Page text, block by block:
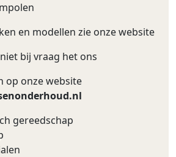
en modellen zie onze website
bij vraag het ons
op onze website
gereedschap